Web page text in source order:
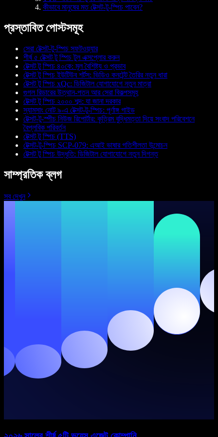
কীভাবে মানুষের মত টেক্সট-টু-স্পিচ পাবেন?
প্রস্তাবিত পোস্টসমূহ
সেরা টেক্সট-টু-স্পিচ সফটওয়্যার
শীর্ষ ৫ টেক্সট টু স্পিচ টুল এক্সপ্লোর করুন
টেক্সট টু স্পিচ ৪০কে: মূল বৈশিষ্ট্য ও প্রভাব
টেক্সট টু স্পিচ ইউটিউব শর্টস: ভিডিও কনটেন্ট তৈরির নতুন ধারা
টেক্সট টু স্পিচ xQc: ডিজিটাল যোগাযোগে নতুন মাত্রা
গুগল রিডারের উত্থান-পতন আর সেরা বিকল্পসমূহ
টেক্সট টু স্পিচ ২০০০ শব্দ: যা জানা দরকার
স্যামসাং নোট ৯-এ টেক্সট-টু-স্পিচ: পূর্ণাঙ্গ গাইড
টেক্সট-টু-স্পীচ নিউজ রিপোর্টার: কৃত্রিম বুদ্ধিমত্তা দিয়ে সংবাদ পরিবেশনে
বৈপ্লবিক পরিবর্তন
টেক্সট টু স্পিচ (TTS)
টেক্সট-টু-স্পিচ SCP-079: এআই ভাষার গতিশীলতা উন্মোচন
টেক্সট টু স্পিচ উদ্ধৃতি: ডিজিটাল যোগাযোগে নতুন দিগন্ত
সাম্প্রতিক ব্লগ
সব দেখুন